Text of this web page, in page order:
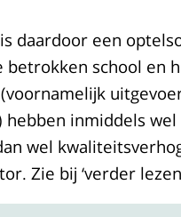
daardoor een
school en
inmiddels
wel
Zie bij ‘verder